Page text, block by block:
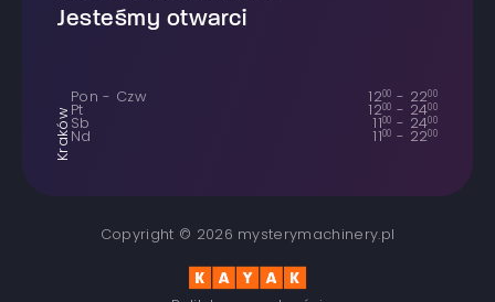
Jesteśmy otwarci
Kraków
Pon - Czw 1200 - 2200
Pt 1200 - 2400
Sb 1100 - 2400
Nd 1100 - 2200
Copyright © 2026 mysterymachinery.pl